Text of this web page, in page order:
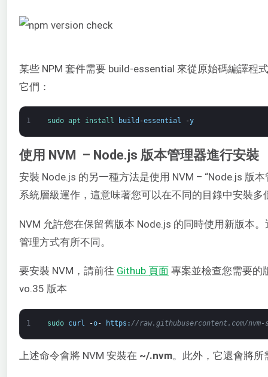
某些 NPM 套件需要 build-essential 來從原始碼編譯程
它們：
1 sudo apt install build -essential -y
使用 NVM – Node.js 版本管理器進行安裝
安裝 Node.js 的另一種方法是使用 NVM – “Node.js 版
系統層級運作，這意味著您可以在不同的目錄中安裝
NVM 允許您在保留舊版本 Node.js 的同時使用新版本
管理方式有所不同。
要安裝 NVM，請前往 Github 頁面 專案並檢查您需要的
vo.35 版本
1 sudo curl -o- https : //raw.githubusercontent.com/
上述命令會將 NVM 安裝在 ~/.nvm。此外，它還會將